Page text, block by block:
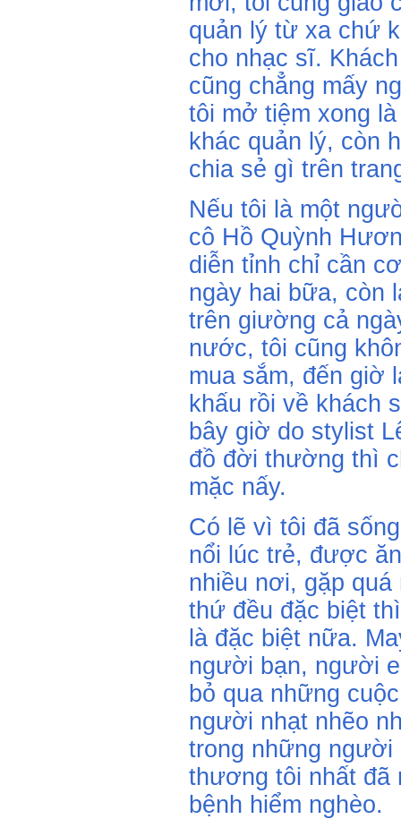
quản lý từ xa chứ
cho nhạc sĩ.
cũng chẳng mấy
tôi mở tiệm xong
khác quản lý, còn
chia sẻ gì trên
Nếu tôi là một
cô Hồ Quỳnh
diễn tỉnh chỉ cần
ngày hai bữa, còn
trên giường cả
nước, tôi cũng
mua sắm, đến giờ
khấu rồi về khách
bây giờ do stylist
đồ đời thường thì
mặc nấy.
Có lẽ vì tôi đã
nổi lúc trẻ, được
nhiều nơi, gặp
thứ đều đặc biệt
là đặc biệt nữa.
người bạn, người
bỏ qua những
người nhạt nhẽo
trong những người
thương tôi nhất đã
bệnh hiểm nghèo.